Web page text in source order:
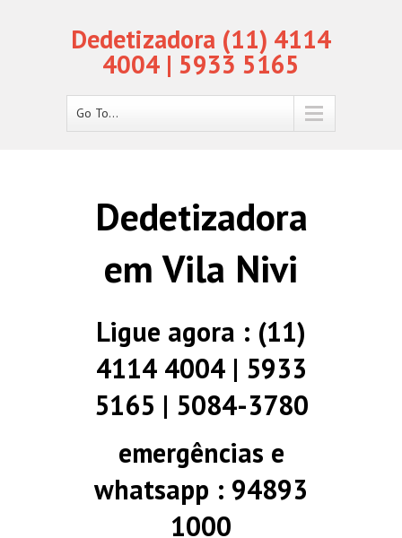
Dedetizadora (11) 4114
4004 | 5933 5165
Go To...
Dedetizadora
em Vila Nivi
Ligue agora : (11)
4114 4004 | 5933
5165 | 5084-3780
emergências e
whatsapp : 94893
1000